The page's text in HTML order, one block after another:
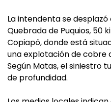
La intendenta se
Quebrada de Puquios, 50
Copiapó, donde está
una explotación de cobre
Según Matas, el siniestro
de profundidad.